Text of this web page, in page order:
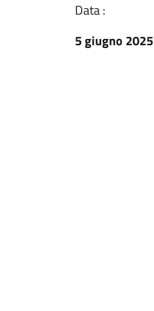
Data :
5 giugno 2025